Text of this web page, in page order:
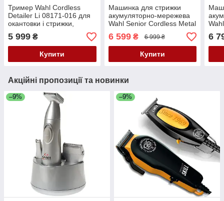
Тример Wahl Cordless
Detailer Li 08171-016 для
окантовки і стрижки,
акумуляторно-мережевий,
леза T-Blade 38 мм
5 999 ₴
Купити
Машинка для стрижки
акумуляторно-мережева
Wahl Senior Cordless Metal
Edition 3000116
6 599₴ 6 999 ₴
Купити
star
6
Акційні пропозиції та новинки
–9% –9%